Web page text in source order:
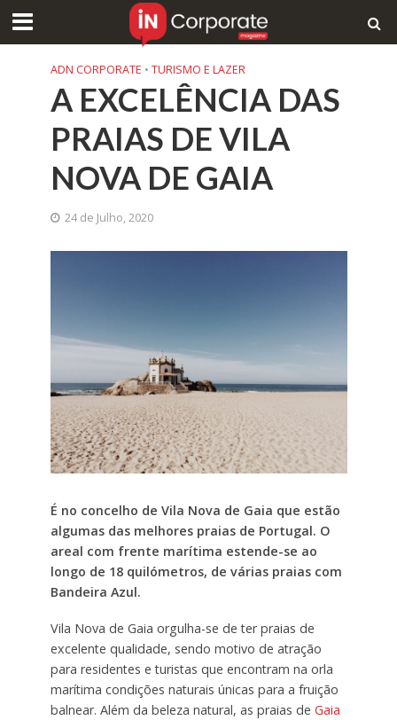
ADN CORPORATE • TURISMO E LAZER
A EXCELÊNCIA DAS
PRAIAS DE VILA
NOVA DE GAIA
24 de Julho, 2020
É no concelho de Vila Nova de Gaia que estão
algumas das melhores praias de Portugal. O
areal com frente marítima estende-se ao
longo de 18 quilómetros, de várias praias com
Bandeira Azul.
Vila Nova de Gaia orgulha-se de ter praias de
excelente qualidade, sendo motivo de atração
para residentes e turistas que encontram na orla
marítima condições naturais únicas para a fruição
balnear. Além da beleza natural, as praias de Gaia